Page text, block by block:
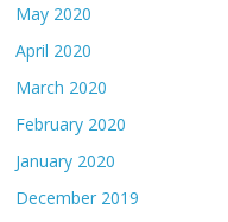
May 2020
April 2020
March 2020
February 2020
January 2020
December 2019